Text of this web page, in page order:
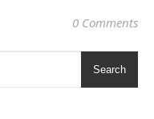
0 Comments
Search